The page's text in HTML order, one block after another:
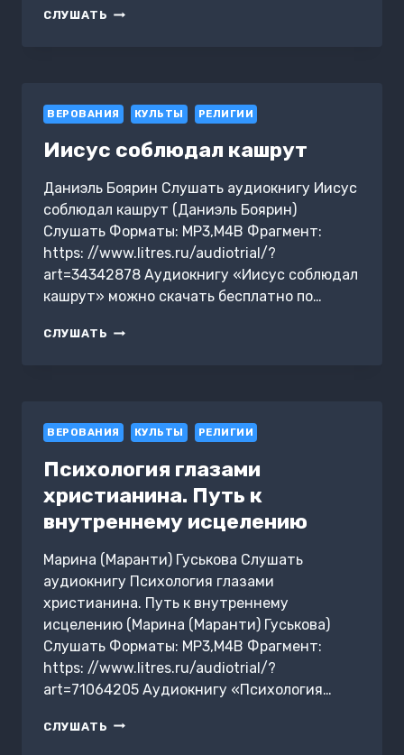
СЛУШАТЬ ЧТО
У
ВЕРОВАНИЯ КУЛЬТЫ РЕЛИГИИ
Иисус соблюдал кашрут
Даниэль Боярин Слушать аудиокнигу Иисус
соблюдал кашрут (Даниэль Боярин)
Слушать Форматы: MP3,M4B Фрагмент:
https: //www.litres.ru/audiotrial/?
art=34342878 Аудиокнигу «Иисус соблюдал
кашрут» можно скачать бесплатно по…
СЛУШАТЬ ИИСУС
ВЕРОВАНИЯ КУЛЬТЫ РЕЛИГИИ
Психология глазами
христианина. Путь к
внутреннему исцелению
Марина (Маранти) Гуськова Слушать
аудиокнигу Психология глазами
христианина. Путь к внутреннему
исцелению (Марина (Маранти) Гуськова)
Слушать Форматы: MP3,M4B Фрагмент:
https: //www.litres.ru/audiotrial/?
art=71064205 Аудиокнигу «Психология…
СЛУШАТЬ ПСИХОЛОГИЯ